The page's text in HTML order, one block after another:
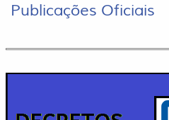
Publicações Oficiais